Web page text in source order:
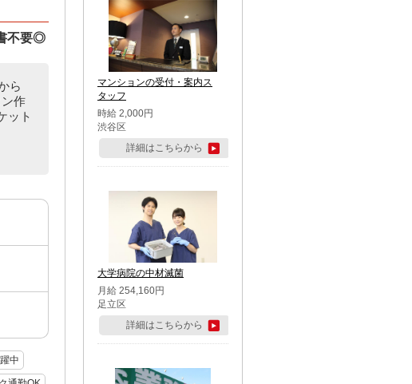
不要◎
ら
作
ット
中
マンションの受付・案内ス
タッフ
時給 2,000円
渋谷区
詳細はこちらから
大学病院の中材滅菌
月給 254,160円
足立区
詳細はこちらから